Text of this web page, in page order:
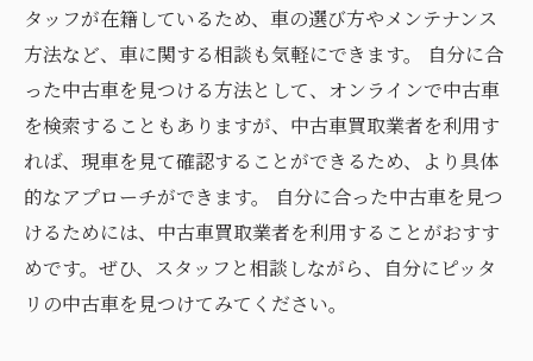
タッフが在籍しているため、車の選び方やメンテナンス
方法など、車に関する相談も気軽にできます。 自分に合
った中古車を見つける方法として、オンラインで中古車
を検索することもありますが、中古車買取業者を利用す
れば、現車を見て確認することができるため、より具体
的なアプローチができます。 自分に合った中古車を見つ
けるためには、中古車買取業者を利用することがおすす
めです。ぜひ、スタッフと相談しながら、自分にピッタ
リの中古車を見つけてみてください。